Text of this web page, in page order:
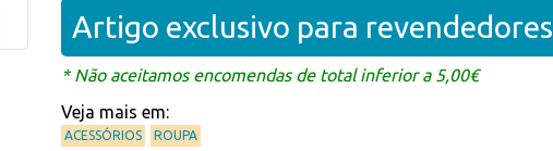
Artigo exclusivo para revendedores
* Não aceitamos encomendas de total inferior a 5,00€
Veja mais em:
ACESSÓRIOS ROUPA